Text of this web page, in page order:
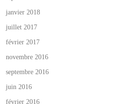
janvier 2018
juillet 2017
février 2017
novembre 2016
septembre 2016
juin 2016
février 2016